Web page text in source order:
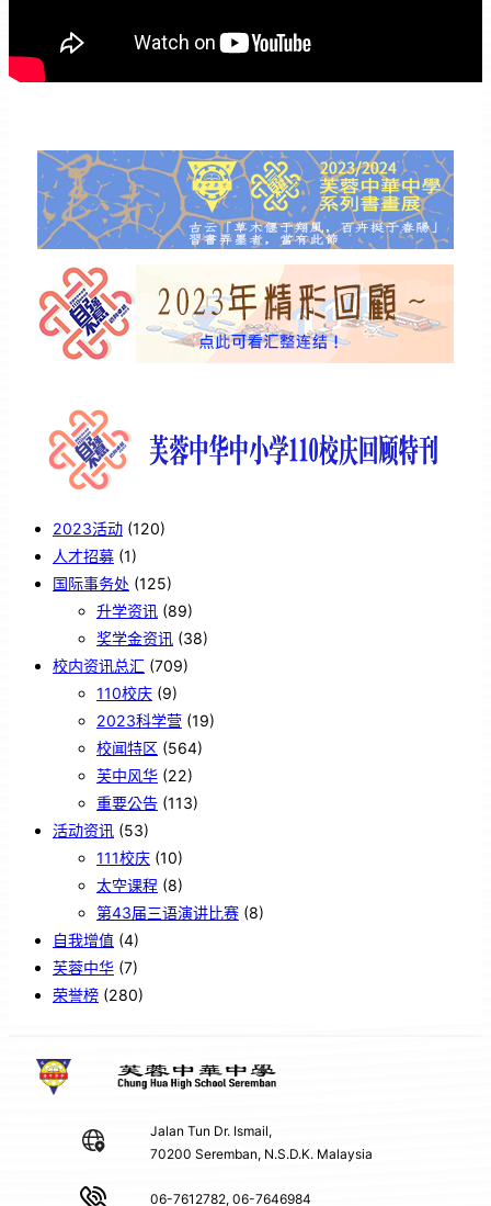
2023活动 (120)
人才招募 (1)
国际事务处 (125)
升学资讯 (89)
奖学金资讯 (38)
校内资讯总汇 (709)
110校庆 (9)
2023科学营 (19)
校闻特区 (564)
芙中风华 (22)
重要公告 (113)
活动资讯 (53)
111校庆 (10)
太空课程 (8)
第43届三语演讲比赛 (8)
自我增值 (4)
芙蓉中华 (7)
荣誉榜 (280)
Jalan Tun Dr. Ismail,
70200 Seremban, N.S.D.K. Malaysia
06-7612782, 06-7646984